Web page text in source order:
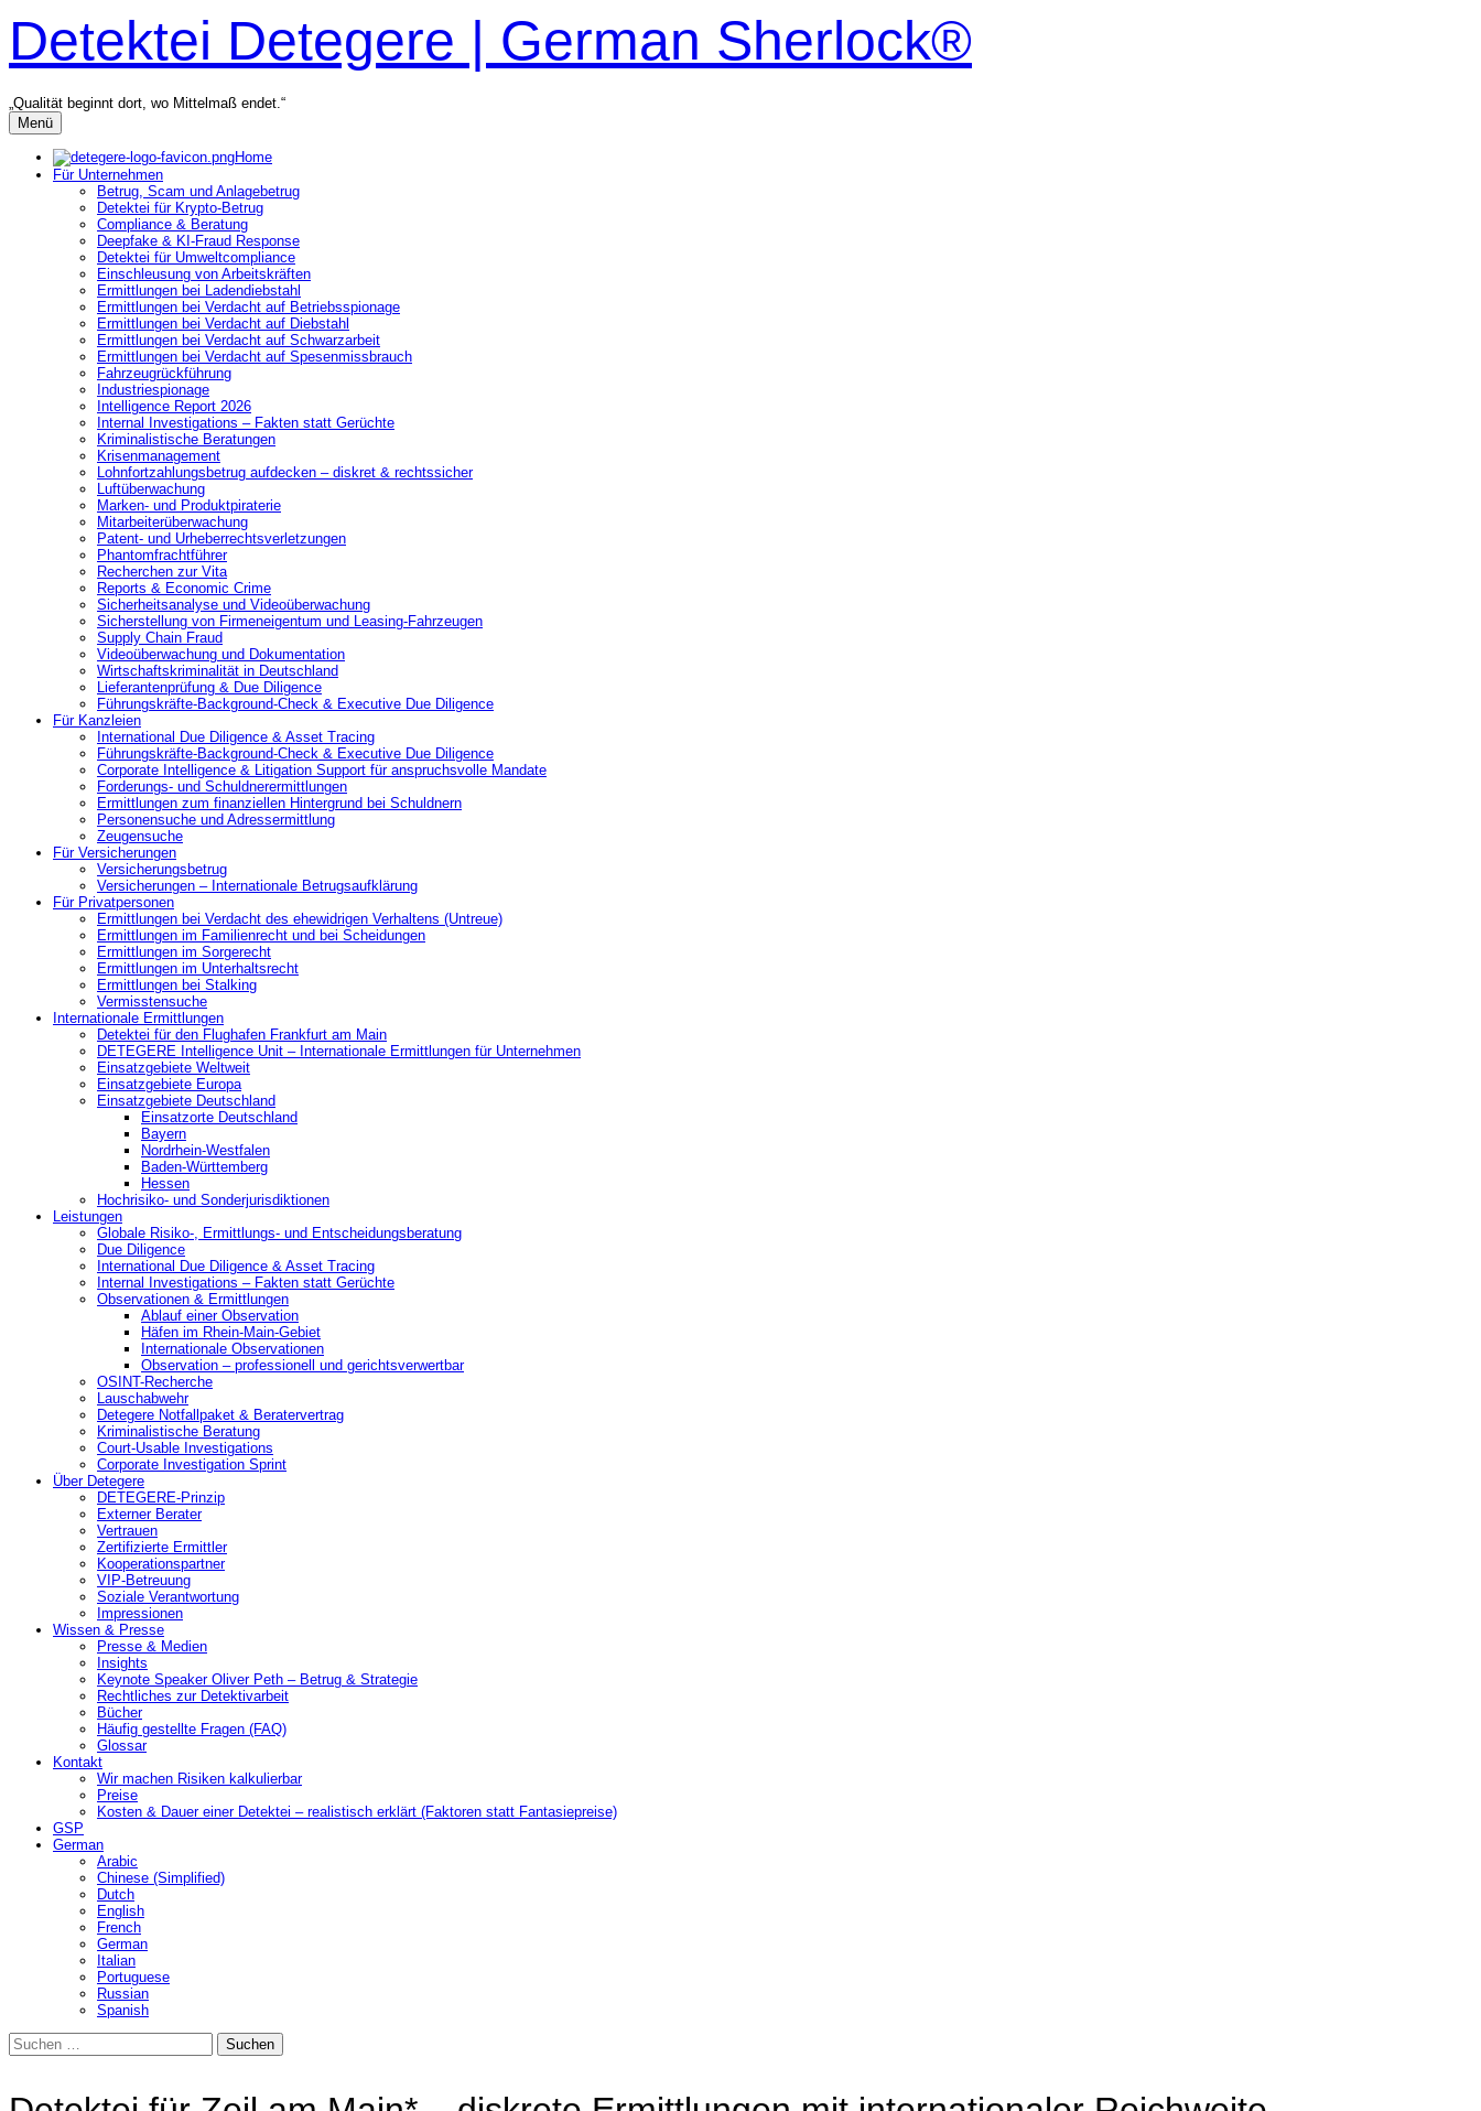
Inhalt
überspringen
Detektei Detegere | German Sherlock®
„Qualität beginnt dort, wo Mittelmaß endet.“
Menü
Home
Für Unternehmen
Betrug, Scam und Anlagebetrug
Detektei für Krypto-Betrug
Compliance & Beratung
Deepfake & KI-Fraud Response
Detektei für Umweltcompliance
Einschleusung von Arbeitskräften
Ermittlungen bei Ladendiebstahl
Ermittlungen bei Verdacht auf Betriebsspionage
Ermittlungen bei Verdacht auf Diebstahl
Ermittlungen bei Verdacht auf Schwarzarbeit
Ermittlungen bei Verdacht auf Spesenmissbrauch
Fahrzeugrückführung
Industriespionage
Intelligence Report 2026
Internal Investigations – Fakten statt Gerüchte
Kriminalistische Beratungen
Krisenmanagement
Lohnfortzahlungsbetrug aufdecken – diskret & rechtssicher
Luftüberwachung
Marken- und Produktpiraterie
Mitarbeiterüberwachung
Patent- und Urheberrechtsverletzungen
Phantomfrachtführer
Recherchen zur Vita
Reports & Economic Crime
Sicherheitsanalyse und Videoüberwachung
Sicherstellung von Firmeneigentum und Leasing-Fahrzeugen
Supply Chain Fraud
Videoüberwachung und Dokumentation
Wirtschaftskriminalität in Deutschland
Lieferantenprüfung & Due Diligence
Führungskräfte-Background-Check & Executive Due Diligence
Für Kanzleien
International Due Diligence & Asset Tracing
Führungskräfte-Background-Check & Executive Due Diligence
Corporate Intelligence & Litigation Support für anspruchsvolle Mandate
Forderungs- und Schuldnerermittlungen
Ermittlungen zum finanziellen Hintergrund bei Schuldnern
Personensuche und Adressermittlung
Zeugensuche
Für Versicherungen
Versicherungsbetrug
Versicherungen – Internationale Betrugsaufklärung
Für Privatpersonen
Ermittlungen bei Verdacht des ehewidrigen Verhaltens (Untreue)
Ermittlungen im Familienrecht und bei Scheidungen
Ermittlungen im Sorgerecht
Ermittlungen im Unterhaltsrecht
Ermittlungen bei Stalking
Vermisstensuche
Internationale Ermittlungen
Detektei für den Flughafen Frankfurt am Main
DETEGERE Intelligence Unit – Internationale Ermittlungen für Unternehmen
Einsatzgebiete Weltweit
Einsatzgebiete Europa
Einsatzgebiete Deutschland
Einsatzorte Deutschland
Bayern
Nordrhein-Westfalen
Baden-Württemberg
Hessen
Hochrisiko- und Sonderjurisdiktionen
Leistungen
Globale Risiko-, Ermittlungs- und Entscheidungsberatung
Due Diligence
International Due Diligence & Asset Tracing
Internal Investigations – Fakten statt Gerüchte
Observationen & Ermittlungen
Ablauf einer Observation
Häfen im Rhein-Main-Gebiet
Internationale Observationen
Observation – professionell und gerichtsverwertbar
OSINT-Recherche
Lauschabwehr
Detegere Notfallpaket & Beratervertrag
Kriminalistische Beratung
Court-Usable Investigations
Corporate Investigation Sprint
Über Detegere
DETEGERE-Prinzip
Externer Berater
Vertrauen
Zertifizierte Ermittler
Kooperationspartner
VIP-Betreuung
Soziale Verantwortung
Impressionen
Wissen & Presse
Presse & Medien
Insights
Keynote Speaker Oliver Peth – Betrug & Strategie
Rechtliches zur Detektivarbeit
Bücher
Häufig gestellte Fragen (FAQ)
Glossar
Kontakt
Wir machen Risiken kalkulierbar
Preise
Kosten & Dauer einer Detektei – realistisch erklärt (Faktoren statt Fantasiepreise)
GSP
German
Arabic
Chinese (Simplified)
Dutch
English
French
German
Italian
Portuguese
Russian
Spanish
Suchen
nach: